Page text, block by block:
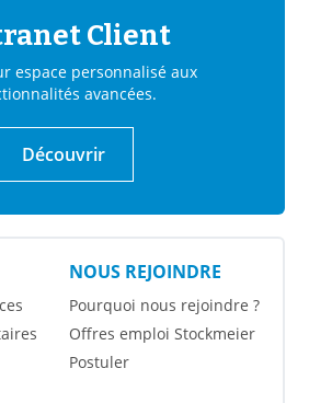
NOUS REJOINDRE
Pourquoi nous rejoindre ?
Offres emploi Stockmeier
Postuler
Client
espace personnalisé aux
avancées.
Découvrir